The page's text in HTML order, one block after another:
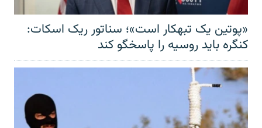
«پوتین یک تبهکار است»؛ سناتور ریک اسکات:
کنگره باید روسیه را پاسخگو کند